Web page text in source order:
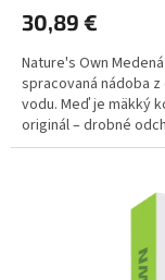
30,89 €
Nature's Own
spracovaná nádoba
vodu. Meď je mäkký
originál – drobné
prirodzenou
studenú vodu. Nie
max. 8 – 12 h.